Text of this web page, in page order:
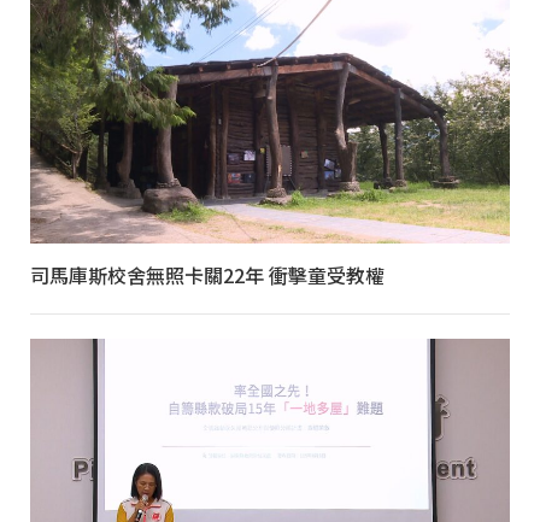
司馬庫斯校舍無照卡關22年 衝擊童受教權